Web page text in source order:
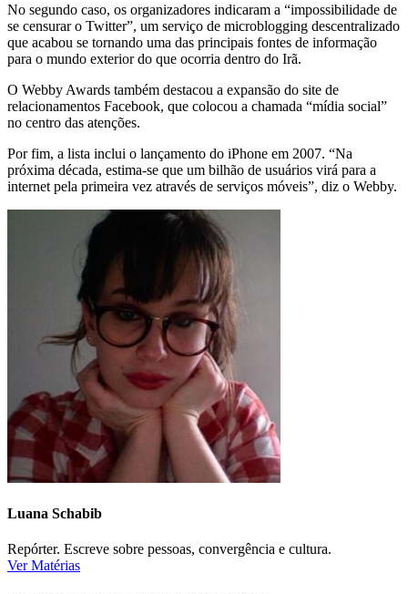
No segundo caso, os organizadores indicaram a “impossibilidade de
se censurar o Twitter”, um serviço de microblogging descentralizado
que acabou se tornando uma das principais fontes de informação
para o mundo exterior do que ocorria dentro do Irã.
O Webby Awards também destacou a expansão do site de
relacionamentos Facebook, que colocou a chamada “mídia social”
no centro das atenções.
Por fim, a lista inclui o lançamento do iPhone em 2007. “Na
próxima década, estima-se que um bilhão de usuários virá para a
internet pela primeira vez através de serviços móveis”, diz o Webby.
Luana Schabib
Repórter. Escreve sobre pessoas, convergência e cultura.
Ver Matérias